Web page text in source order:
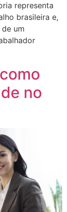
representa
brasileira e,
um
no